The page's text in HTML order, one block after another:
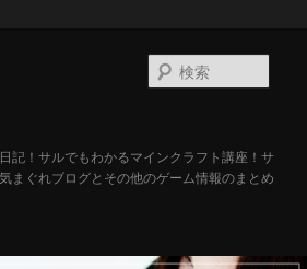
記！サルでもわかるマインクラフト講座！サ
まぐれブログとその他のゲーム情報のまとめ
索